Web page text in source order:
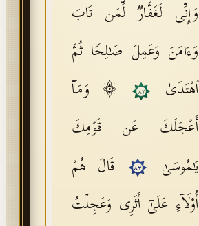
وَإِنِّی لَغَفَّارࣱ لِّمَن تَابَ
وَءَامَنَ وَعَمِلَ صَـٰلِحࣰا ثُمَّ
ٱهۡتَدَىٰ
٨٢
۞ وَمَاۤ
أَعۡجَلَكَ عَن قَوۡمِكَ
یَـٰمُوسَىٰ
٨٣
قَالَ هُمۡ
أُو۟لَاۤءِ عَلَىٰۤ أَثَرِی وَعَجِلۡتُ